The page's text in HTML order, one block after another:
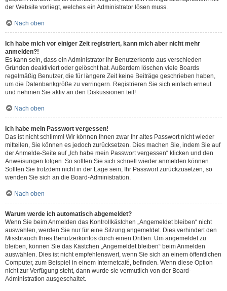
der Website vorliegt, welches ein Administrator lösen muss.
Nach oben
Ich habe mich vor einiger Zeit registriert, kann mich aber nicht mehr
anmelden?!
Es kann sein, dass ein Administrator Ihr Benutzerkonto aus verschieden
Gründen deaktiviert oder gelöscht hat. Außerdem löschen viele Boards
regelmäßig Benutzer, die für längere Zeit keine Beiträge geschrieben haben,
um die Datenbankgröße zu verringern. Registrieren Sie sich einfach erneut
und nehmen Sie aktiv an den Diskussionen teil!
Nach oben
Ich habe mein Passwort vergessen!
Das ist nicht schlimm! Wir können Ihnen zwar Ihr altes Passwort nicht wieder
mitteilen, Sie können es jedoch zurücksetzen. Dies machen Sie, indem Sie auf
der Anmelde-Seite auf „Ich habe mein Passwort vergessen“ klicken und den
Anweisungen folgen. So sollten Sie sich schnell wieder anmelden können.
Sollten Sie trotzdem nicht in der Lage sein, Ihr Passwort zurückzusetzen, so
wenden Sie sich an die Board-Administration.
Nach oben
Warum werde ich automatisch abgemeldet?
Wenn Sie beim Anmelden das Kontrollkästchen „Angemeldet bleiben“ nicht
auswählen, werden Sie nur für eine Sitzung angemeldet. Dies verhindert den
Missbrauch Ihres Benutzerkontos durch einen Dritten. Um angemeldet zu
bleiben, können Sie das Kästchen „Angemeldet bleiben“ beim Anmelden
auswählen. Dies ist nicht empfehlenswert, wenn Sie sich an einem öffentlichen
Computer, zum Beispiel in einem Internetcafé, befinden. Wenn diese Option
nicht zur Verfügung steht, dann wurde sie vermutlich von der Board-
Administration ausgeschaltet.